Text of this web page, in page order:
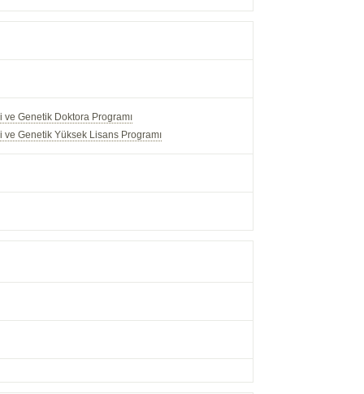
Genetik Doktora Programı
Genetik Yüksek Lisans Programı